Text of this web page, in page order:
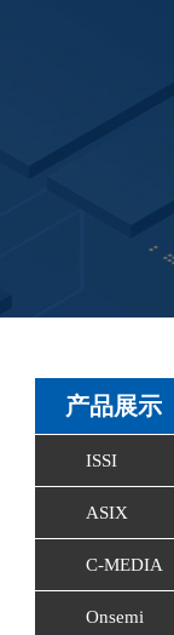
产品展示
ISSI
ASIX
C-MEDIA
Onsemi